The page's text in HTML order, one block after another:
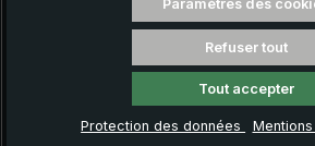
Paramètres des
Refuser tout
Tout accepter
Protection des données